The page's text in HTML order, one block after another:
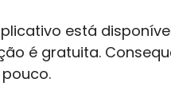
está
é gratuita.